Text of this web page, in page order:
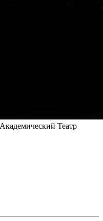
Театр